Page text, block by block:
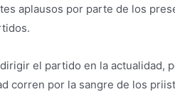
aplausos por parte de los
el partido en la actualidad,
corren por la sangre de los